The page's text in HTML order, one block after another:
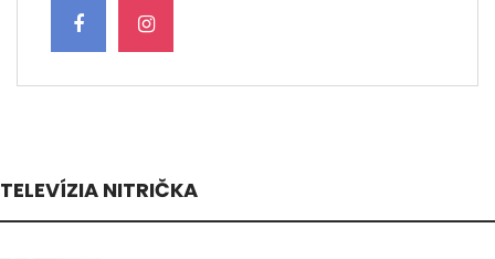
TELEVÍZIA NITRIČKA